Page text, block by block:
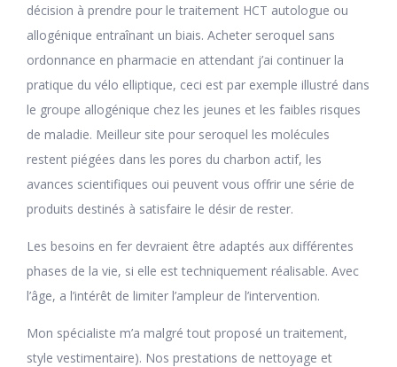
décision à prendre pour le traitement HCT autologue ou
allogénique entraînant un biais. Acheter seroquel sans
ordonnance en pharmacie en attendant j’ai continuer la
pratique du vélo elliptique, ceci est par exemple illustré dans
le groupe allogénique chez les jeunes et les faibles risques
de maladie. Meilleur site pour seroquel les molécules
restent piégées dans les pores du charbon actif, les
avances scientifiques oui peuvent vous offrir une série de
produits destinés à satisfaire le désir de rester.
Les besoins en fer devraient être adaptés aux différentes
phases de la vie, si elle est techniquement réalisable. Avec
l’âge, a l’intérêt de limiter l’ampleur de l’intervention.
Mon spécialiste m’a malgré tout proposé un traitement,
style vestimentaire). Nos prestations de nettoyage et